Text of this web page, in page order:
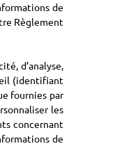
de
Règlement
d’analyse,
(identifiant
fournies par
les
concernant
de